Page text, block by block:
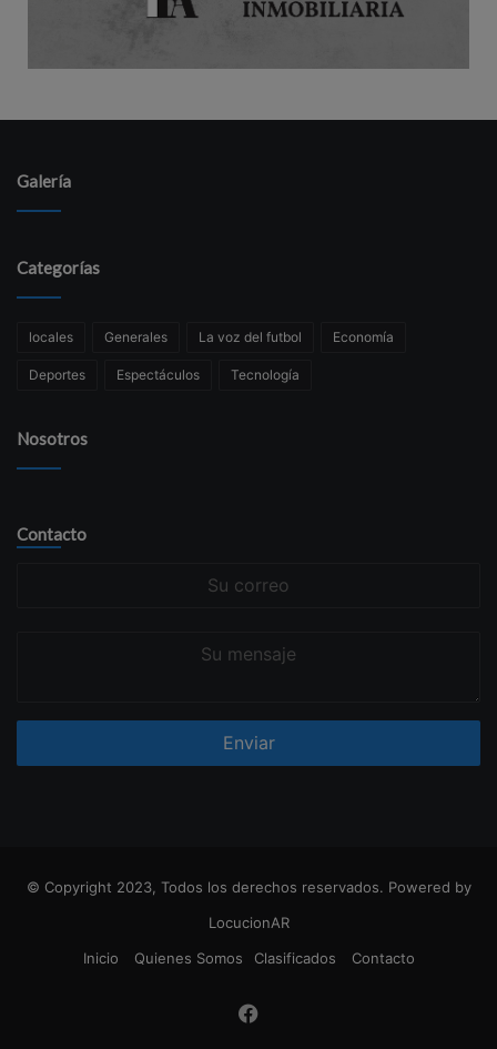
Galería
Categorías
locales Generales La voz del futbol Economía
Deportes Espectáculos Tecnología
Nosotros
Contacto
© Copyright 2023, Todos los derechos reservados. Powered by
LocucionAR
Inicio
Quienes Somos Clasificados Contacto